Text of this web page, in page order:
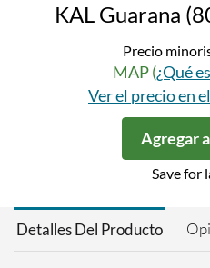
KAL Guarana
Precio
MAP (¿Qué
Ver el precio en
Agregar
Save for
Detalles Del Producto